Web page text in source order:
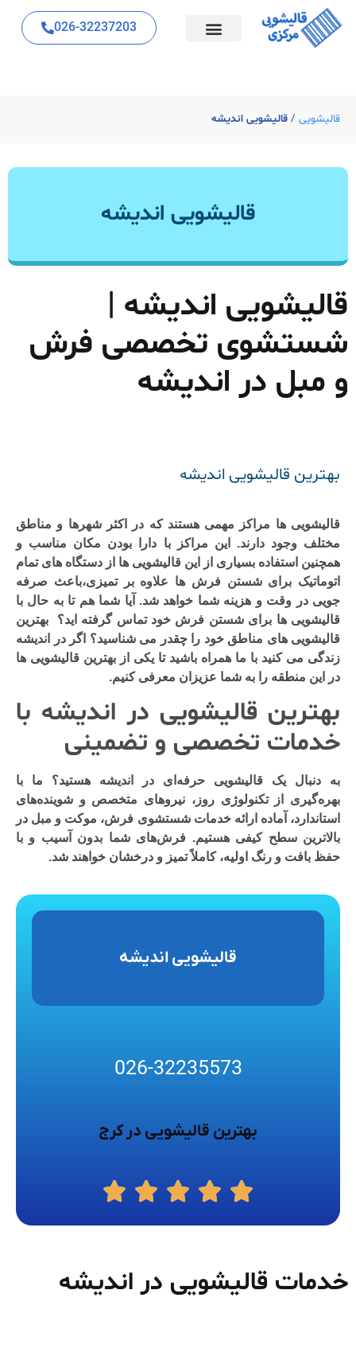
026-32237203
قالیشویی / قالیشویی اندیشه
قالیشویی اندیشه
قالیشویی اندیشه |
شستشوی تخصصی فرش
و مبل در اندیشه
بهترین قالیشویی اندیشه
قالیشویی ها مراکز مهمی هستند که در اکثر شهرها و مناطق
مختلف وجود دارند. این مراکز با دارا بودن مکان مناسب و
همچنین استفاده بسیاری از این قالیشویی ها از دستگاه های تمام
اتوماتیک برای شستن فرش ها علاوه بر تمیزی،باعث صرفه
جویی در وقت و هزینه شما خواهد شد. آیا شما هم تا به حال با
قالیشویی ها برای شستن فرش خود تماس گرفته اید؟ بهترین
قالیشویی های مناطق خود را چقدر می شناسید؟ اگر در
اندیشه
زندگی می کنید با ما همراه باشید تا یکی از بهترین قالیشویی ها
در این منطقه را به شما عزیزان معرفی کنیم.
بهترین قالیشویی در اندیشه با
خدمات تخصصی و تضمینی
به دنبال یک قالیشویی حرفه‌ای در اندیشه هستید؟ ما با
بهره‌گیری از تکنولوژی روز، نیروهای متخصص و شوینده‌های
استاندارد، آماده ارائه خدمات شستشوی فرش، موکت و مبل در
بالاترین سطح کیفی هستیم. فرش‌های شما بدون آسیب و با
حفظ بافت و رنگ اولیه، کاملاً تمیز و درخشان خواهند شد.
قالیشویی اندیشه
026-32235573
بهترین قالیشویی در کرج
خدمات قالیشویی در اندیشه